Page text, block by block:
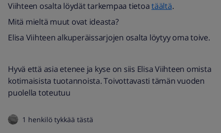
Viihteen osalta löydät tarkempaa tietoatäältä.
Mitä mieltä muut ovat ideasta?
Elisa Viihteen alkuperäissarjojen osalta löytyy oma toive.
Hyvä että asia etenee ja kyse on siis Elisa Viihteen omista
kotimaisista tuotannoista. Toivottavasti tämän vuoden
puolella toteutuu
1 henkilö tykkää tästä